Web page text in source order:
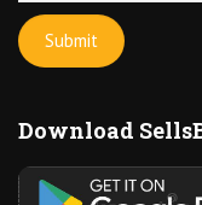
Download